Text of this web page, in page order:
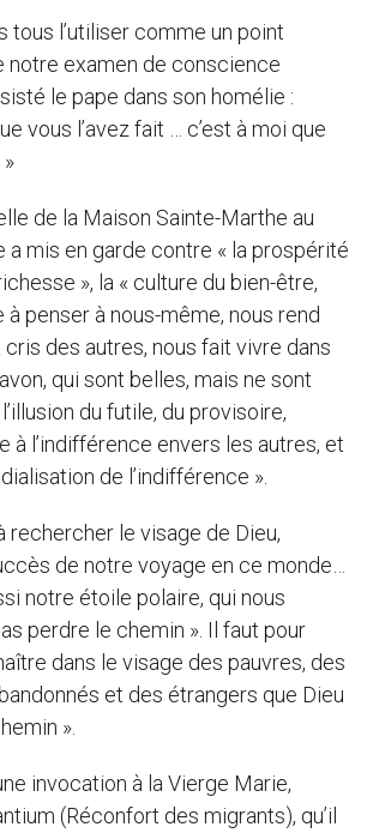
tous l’utiliser comme un point
notre examen de conscience
le pape dans son homélie :
vous l’avez fait … c’est à moi que
de la Maison Sainte-Marthe au
a mis en garde contre « la prospérité
», la « culture du bien-être,
à penser à nous-même, nous rend
des autres, nous fait vivre dans
qui sont belles, mais ne sont
du futile, du provisoire,
à l’indifférence envers les autres, et
de l’indifférence ».
rechercher le visage de Dieu,
de notre voyage en ce monde…
notre étoile polaire, qui nous
perdre le chemin ». Il faut pour
dans le visage des pauvres, des
et des étrangers que Dieu
».
invocation à la Vierge Marie,
(Réconfort des migrants), qu’il